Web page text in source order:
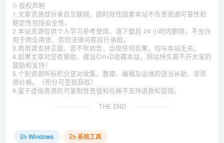
© 版权声明
1.文章资源部分来自互联网，因时效性因素本站不负责资源可靠性和
稳定性包括安全性。
2.本站资源仅供个人学习参考使用，请下载后 24 小时内删除，不允许
用于商业用途，否则法律问题自行承担。
3.商用请支持正版。若不听劝告，出现任何后果，均与本站无关。
4.如果文章对您有帮助，建议Ctrl+D收藏本站，网站持久离不开大家的
鼓励和支持！
5.个别资源所标积分是对收集、整理、编辑及运维的适当补助，非资
源价格。（积分可签到获取）
6.鉴于虚拟资源的可复制性充值和兑换不支持退款和提现。
THE END
Windows
系统工具